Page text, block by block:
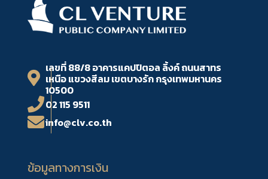
เลขที่ 88/8 อาคารแคปปิตอล ลิ้งค์ ถนนสาทร
เหนือ แขวงสีลม เขตบางรัก กรุงเทพมหานคร
10500
02 115 9511
info@clv.co.th
ข้อมูลทางการเงิน